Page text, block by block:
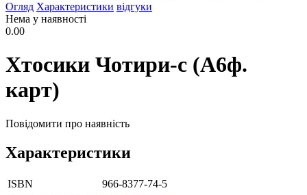
Огляд Характеристики відгуки
Нема у наявності
0.00
Хтосики Чотири-с (А6ф.
карт)
Повідомити про наявність
Характеристики
ISBN
966-8377-74-5